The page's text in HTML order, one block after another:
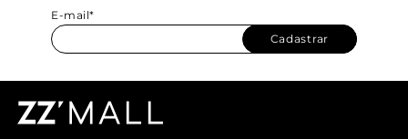
E-mail*
Cadastrar